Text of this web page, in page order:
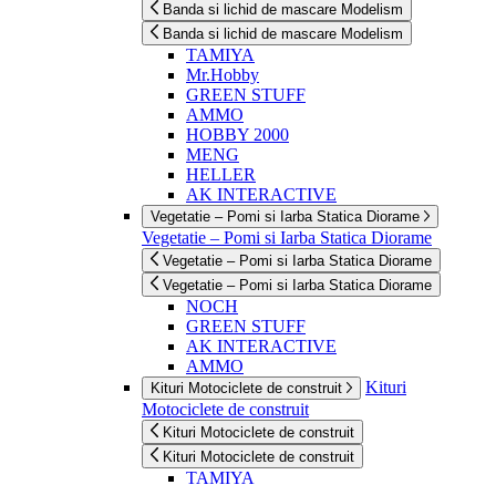
Banda si lichid de mascare Modelism
Banda si lichid de mascare Modelism
TAMIYA
Mr.Hobby
GREEN STUFF
AMMO
HOBBY 2000
MENG
HELLER
AK INTERACTIVE
Vegetatie – Pomi si Iarba Statica Diorame
Vegetatie – Pomi si Iarba Statica Diorame
Vegetatie – Pomi si Iarba Statica Diorame
Vegetatie – Pomi si Iarba Statica Diorame
NOCH
GREEN STUFF
AK INTERACTIVE
AMMO
Kituri Motociclete de construit
Kituri
Motociclete de construit
Kituri Motociclete de construit
Kituri Motociclete de construit
TAMIYA